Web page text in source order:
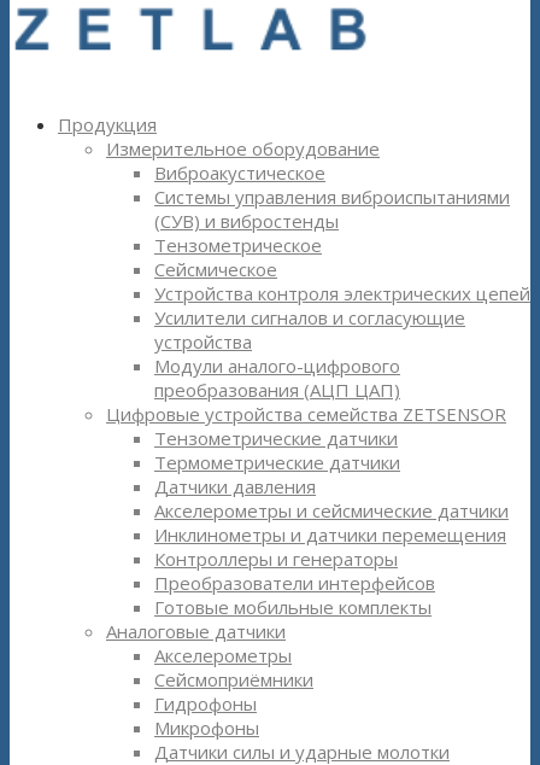
Продукция
Измерительное оборудование
Виброакустическое
Системы управления виброиспытаниями
(СУВ) и вибростенды
Тензометрическое
Сейсмическое
Устройства контроля электрических цепей
Усилители сигналов и согласующие
устройства
Модули аналого-цифрового
преобразования (АЦП ЦАП)
Цифровые устройства семейства ZETSENSOR
Тензометрические датчики
Термометрические датчики
Датчики давления
Акселерометры и сейсмические датчики
Инклинометры и датчики перемещения
Контроллеры и генераторы
Преобразователи интерфейсов
Готовые мобильные комплекты
Аналоговые датчики
Акселерометры
Сейсмоприёмники
Гидрофоны
Микрофоны
Датчики силы и ударные молотки